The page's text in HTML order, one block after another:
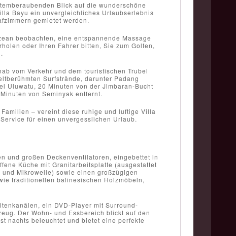
Blick auf die wunderschöne
Bayu ein unvergleichliches Urlaubserlebnis
gemietet werden.
beobachten, eine entspannende Massage
oder Ihren Fahrer bitten, Sie zum Golfen,
vom Verkehr und dem touristischen Trubel
Surfstrände, darunter Padang
Uluwatu, 20 Minuten von der Jimbaran-Bucht
von Seminyak entfernt.
– vereint diese ruhige und luftige Villa
für einen unvergesslichen Urlaub.
und großen Deckenventilatoren, eingebettet in
Küche mit Granitarbeitsplatte (ausgestattet
Mikrowelle) sowie einen großzügigen
traditionellen balinesischen Holzmöbeln,
ein DVD-Player mit Surround-
Der Wohn- und Essbereich blickt auf den
nachts beleuchtet und bietet eine perfekte